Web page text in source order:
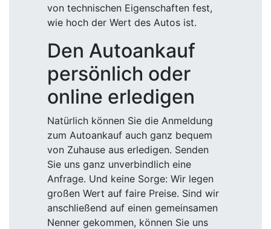
von technischen Eigenschaften fest,
wie hoch der Wert des Autos ist.
Den Autoankauf
persönlich oder
online erledigen
Natürlich können Sie die Anmeldung
zum Autoankauf auch ganz bequem
von Zuhause aus erledigen. Senden
Sie uns ganz unverbindlich eine
Anfrage. Und keine Sorge: Wir legen
großen Wert auf faire Preise. Sind wir
anschließend auf einen gemeinsamen
Nenner gekommen, können Sie uns